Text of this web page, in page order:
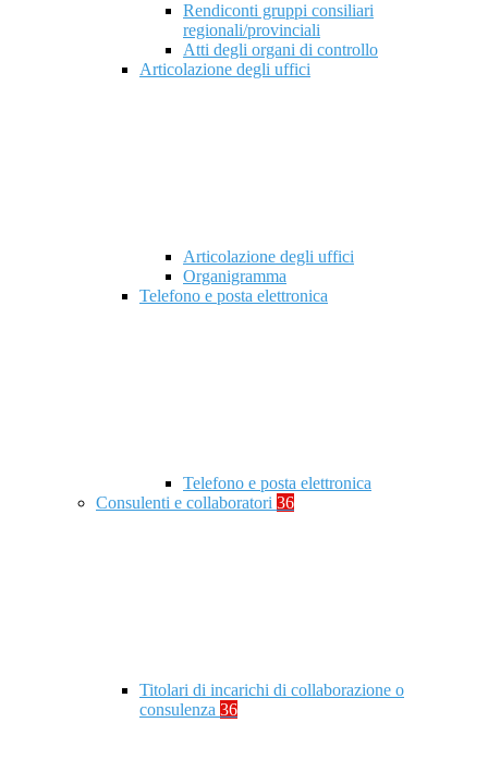
Rendiconti gruppi consiliari
regionali/provinciali
Atti degli organi di controllo
Articolazione degli uffici
Articolazione degli uffici
Organigramma
Telefono e posta elettronica
Telefono e posta elettronica
Consulenti e collaboratori 36
Titolari di incarichi di collaborazione o
consulenza 36